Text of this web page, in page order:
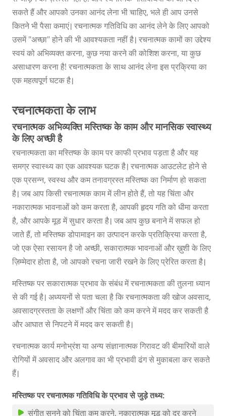
सकते हैं और आपको उनका आनंद लेना भी चाहिए, भले ही आप उनसे
कितने भी पैसा कमाएं। रचनात्मक गतिविधि का आनंद लेने के लिए आपको
उसमें "अच्छा" होने की भी आवश्यकता नहीं है। रचनात्मक कामों का उद्देश्य
स्वयं को अभिव्यक्त करना, कुछ नया करने की कोशिश करना, या कुछ
असाधारण करना है! रचनात्मकता के साथ आनंद लेना इस प्रक्रिया का
एक महत्वपूर्ण घटक है।
रचनात्मकता के लाभ
रचनात्मक अभिव्यक्ति मस्तिष्क के काम और मानसिक स्वास्थ्य
के लिए अच्छी है
रचनात्मकता का मस्तिष्क के काम पर काफी प्रभाव पड़ता है और यह
समग्र स्वास्थ्य का एक आवश्यक घटक है। रचनात्मक आउटलेट होने से
एक प्रसन्न, स्वस्थ और कम तनावग्रस्त मस्तिष्क का निर्माण हो सकता
है। जब आप किसी रचनात्मक काम में लीन होते हैं, तो यह चिंता और
नकारात्मक भावनाओं को कम करता है, आपकी हृदय गति को धीमा करता
है, और आपके मूड में सुधार करता है। जब आप कुछ बनाने में सफल हो
जाते हैं, तो मस्तिष्क डोपामाइन का उत्पादन करके प्रतिक्रिया करता है,
जो एक ऐसा रसायन है जो अच्छी, सकारात्मक भावनाओं और ख़ुशी के लिए
ज़िम्मेदार होता है, जो आपको रचना जारी रखने के लिए प्रेरित करता है।
मस्तिष्क पर सकारात्मक प्रभाव के संबंध में रचनात्मकता की तुलना ध्यान
से की गई है। अध्ययनों से पता चला है कि रचनात्मकता की खोज अवसाद,
अवसादग्रस्तता के लक्षणों और चिंता को कम करने में मदद कर सकती है
और आघात से निपटने में मदद कर सकती है।
रचनात्मक कार्य मनोभ्रंश या अन्य संज्ञानात्मक गिरावट की बीमारियों वाले
रोगियों में अवसाद और अलगाव का भी प्रभावी ढंग से मुकाबला कर सकते
हैं।
मस्तिष्क पर रचनात्मक गतिविधि के प्रभाव से जुड़े तथ्य:
संगीत सुनने को चिंता कम करने, नकारात्मक मूड को दूर करने